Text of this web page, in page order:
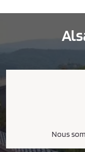
Nous